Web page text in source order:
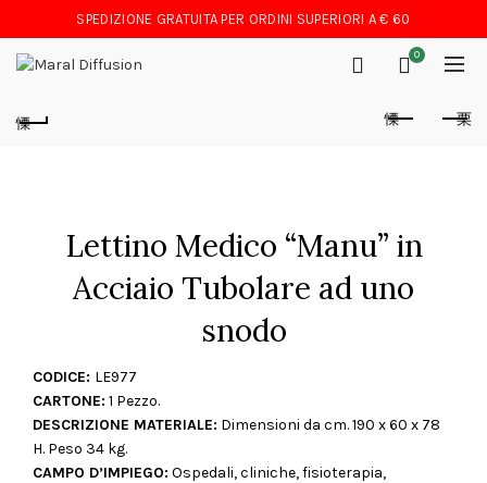
SPEDIZIONE GRATUITA PER ORDINI SUPERIORI A € 60
0
Lettino Medico “Manu” in
Acciaio Tubolare ad uno
snodo
CODICE: LE977
CARTONE: 1 Pezzo.
DESCRIZIONE MATERIALE: Dimensioni da cm. 190 x 60 x 78
H. Peso 34 kg.
CAMPO D’IMPIEGO: Ospedali, cliniche, fisioterapia,